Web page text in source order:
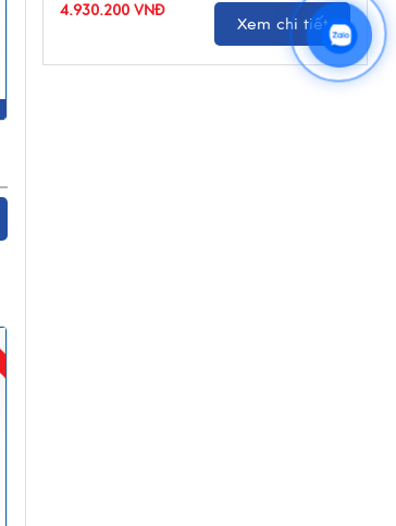
4.930.200 VNĐ
Xem chi tiết